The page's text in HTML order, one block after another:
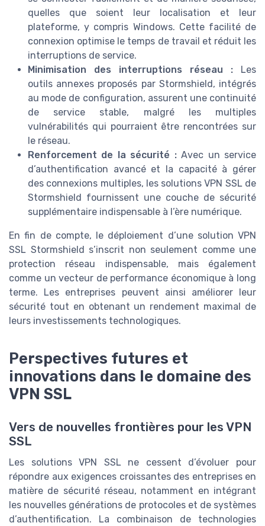
quelles que soient leur localisation et leur
plateforme, y compris Windows. Cette facilité de
connexion optimise le temps de travail et réduit les
interruptions de service.
Minimisation des interruptions réseau : Les
outils annexes proposés par Stormshield, intégrés
au mode de configuration, assurent une continuité
de service stable, malgré les multiples
vulnérabilités qui pourraient être rencontrées sur
le réseau.
Renforcement de la sécurité :Avec un service
d’authentification avancé et la capacité à gérer
des connexions multiples, les solutions VPN SSL de
Stormshield fournissent une couche de sécurité
supplémentaire indispensable à l’ère numérique.
En fin de compte, le déploiement d’une solution VPN
SSL Stormshield s’inscrit non seulement comme une
protection réseau indispensable, mais également
comme un vecteur de performance économique à long
terme. Les entreprises peuvent ainsi améliorer leur
sécurité tout en obtenant un rendement maximal de
leurs investissements technologiques.
Perspectives futures et
innovations dans le domaine des
VPN SSL
Vers de nouvelles frontières pour les VPN
SSL
Les solutions VPN SSL ne cessent d’évoluer pour
répondre aux exigences croissantes des entreprises en
matière de sécurité réseau, notamment en intégrant
les nouvelles générations de protocoles et de systèmes
d’authentification. La combinaison de technologies